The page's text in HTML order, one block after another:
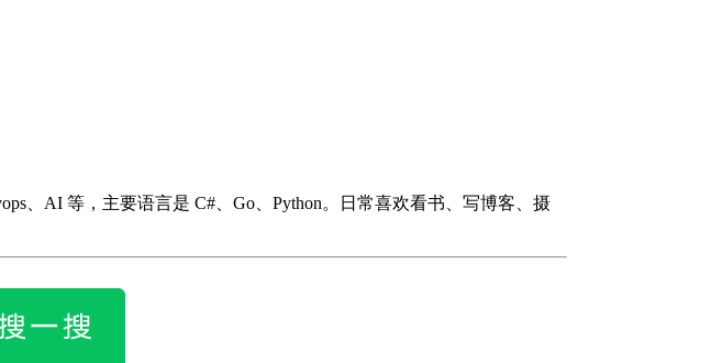
、AI 等，主要语言是 C#、Go、Python。日常喜欢看书、写博客、摄